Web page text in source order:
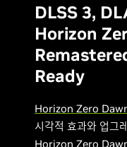
DLSS 3,
Horizon
Ready
Horizon Zero
시각적 효과와 업그
Horizon Zero